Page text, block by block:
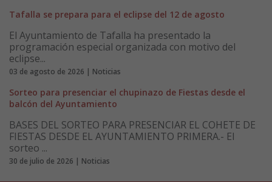
Tafalla se prepara para el eclipse del 12 de agosto
El Ayuntamiento de Tafalla ha presentado la
programación especial organizada con motivo del
eclipse...
03 de agosto de 2026 | Noticias
Sorteo para presenciar el chupinazo de Fiestas desde el
balcón del Ayuntamiento
BASES DEL SORTEO PARA PRESENCIAR EL COHETE DE
FIESTAS DESDE EL AYUNTAMIENTO PRIMERA.- El
sorteo ...
30 de julio de 2026 | Noticias